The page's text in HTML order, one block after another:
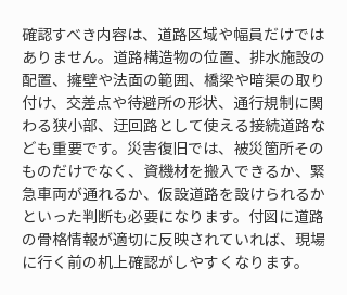
確認すべき内容は、道路区域や幅員だけでは
ありません。道路構造物の位置、排水施設の
配置、擁壁や法面の範囲、橋梁や暗渠の取り
付け、交差点や待避所の形状、通行規制に関
わる狭小部、迂回路として使える接続道路な
ども重要です。災害復旧では、被災箇所その
ものだけでなく、資機材を搬入できるか、緊
急車両が通れるか、仮設道路を設けられるか
といった判断も必要になります。付図に道路
の骨格情報が適切に反映されていれば、現場
に行く前の机上確認がしやすくなります。